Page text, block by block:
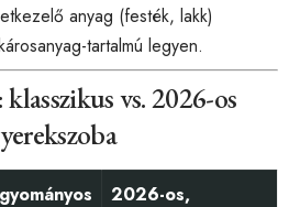
anyag (festék, lakk)
tartalmú legyen.
vs. 2026-os
2026-os,